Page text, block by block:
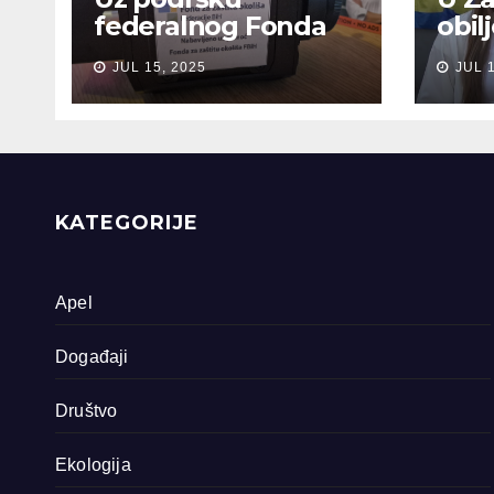
federalnog Fonda
za zaštitu okoliša
snimljena 4
dokumentarna
priride koja
države
JUL 15, 2025 JUL
KATEGORIJE
Apel
Događaji
Društvo
Ekologija